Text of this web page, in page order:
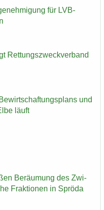
für LVB-​
Ret­tungs­zweck­ver­band
und
läuft
Be­räu­mung des Zwi­
Frak­tio­nen in Sprö­da